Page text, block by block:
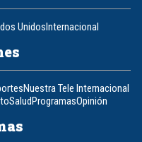
UnidosInternacional
Nuestra Tele Internacional
SaludProgramasOpinión